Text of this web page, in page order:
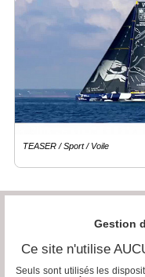
TEASER / Sport / Voile
Gestion
Ce site n'utilise
Seuls sont utilisés les